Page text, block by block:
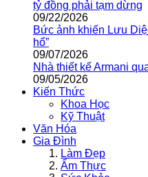
tỷ đồng phải tạm dừng
09/22/2026
Bức ảnh khiến Lưu
hổ”
09/07/2026
Nhà thiết kế Armani
09/05/2026
Kiến Thức
Khoa Học
Kỹ Thuật
Văn Hóa
Gia Đình
Làm Đẹp
Ẩm Thực